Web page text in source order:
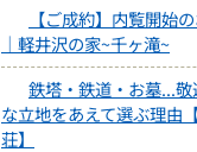
【ご成約】内覧開始
｜軽井沢の家~千ヶ滝~
鉄塔・鉄道・お墓...敬
な立地をあえて選ぶ理由
荘】